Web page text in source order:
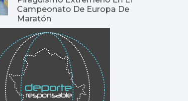
Campeonato De Europa De
Maratón